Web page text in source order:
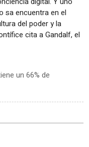
sa encuentra en el
del poder y la
cita a Gandalf, el
un 66% de